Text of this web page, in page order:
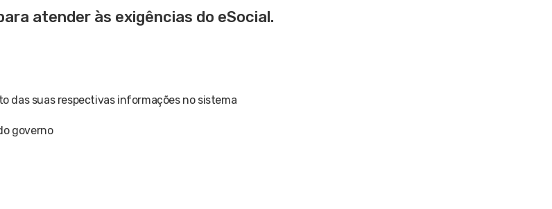
atender às exigências do eSocial.
das suas respectivas informações no sistema
governo